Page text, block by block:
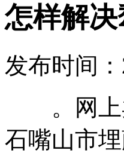
怎样解
发布时间
。网上
石嘴山市